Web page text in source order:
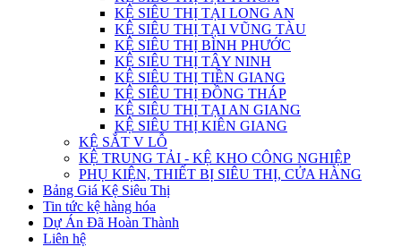
KỆ SIÊU THỊ TẠI LONG AN
KỆ SIÊU THỊ TẠI VŨNG TÀU
KỆ SIÊU THỊ BÌNH PHƯỚC
KỆ SIÊU THỊ TÂY NINH
KỆ SIÊU THỊ TIỀN GIANG
KỆ SIÊU THỊ ĐỒNG THÁP
KỆ SIÊU THỊ TẠI AN GIANG
KỆ SIÊU THỊ KIÊN GIANG
KỆ SẮT V LỖ
KỆ TRUNG TẢI - KỆ KHO CÔNG NGHIỆP
PHỤ KIỆN, THIẾT BỊ SIÊU THỊ, CỬA HÀNG
Bảng Giá Kệ Siêu Thị
Tin tức kệ hàng hóa
Dự Án Đã Hoàn Thành
Liên hệ